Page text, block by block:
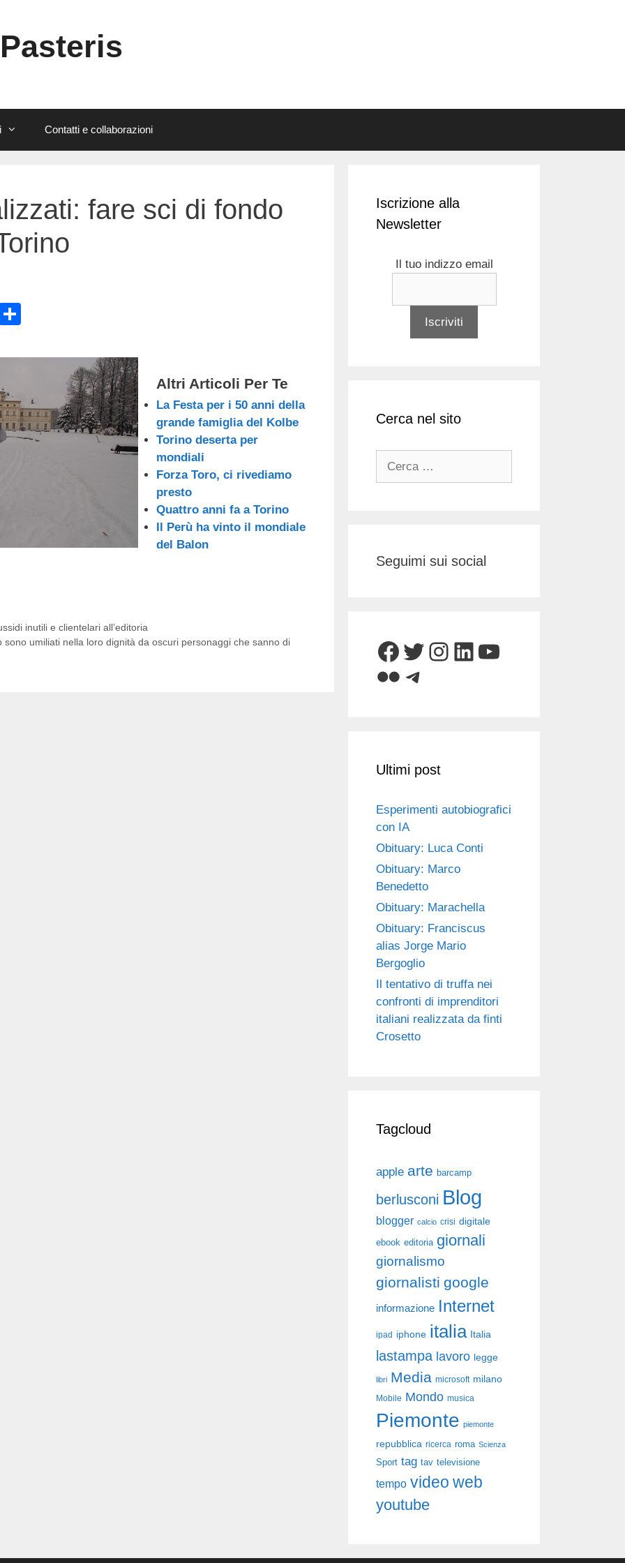
Contatti e collaborazioni
fare sci di fondo
E
n
vi
di
Altri Articoli Per Te
La Festa per i 50 anni della
grande famiglia del Kolbe
Torino deserta per
mondiali
Forza Toro, ci rivediamo
presto
Quattro anni fa a Torino
Il Perù ha vinto il mondiale
del Balon
inutili e clientelari all’editoria
umiliati nella loro dignità da oscuri personaggi che sanno di
Iscrizione alla
Newsletter
Il tuo indizzo email
Cerca nel sito
Seguimi sui social
Facebook
Twitter
Instagram
LinkedIn
YouTube
FlickrTelegram
Ultimi post
Esperimenti autobiografici
con IA
Obituary: Luca Conti
Obituary: Marco
Benedetto
Obituary: Marachella
Obituary: Franciscus
alias Jorge Mario
Bergoglio
Il tentativo di truffa nei
confronti di imprenditori
italiani realizzata da finti
Crosetto
Tagcloud
apple arte barcamp
berlusconi Blog
blogger calcio crisi digitale
ebook editoria giornali
giornalismo
giornalisti google
informazione Internet
ipad iphone italia Italia
lastampa lavoro legge
libri Media microsoft milano
Mobile Mondo musica
Piemonte piemonte
repubblica ricerca roma Scienza
Sport tag tav televisione
tempo video web
youtube